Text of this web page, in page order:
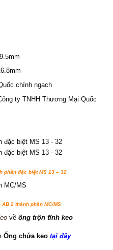
chính ngạch
ty TNHH Thương Mại Quốc
phần đặc biệt MS 13 – 32
2 thành phần MC/MS
về ống trộn tĩnh keo
Ống chứa keo tại đây